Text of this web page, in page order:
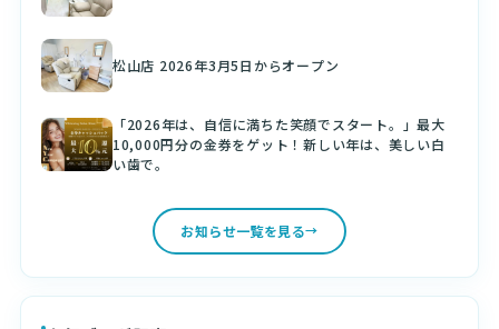
松山店 2026年3月5日からオープン
「2026年は、自信に満ちた笑顔でスタート。」最大
10,000円分の金券をゲット！新しい年は、美しい白
い歯で。
お知らせ一覧を見る